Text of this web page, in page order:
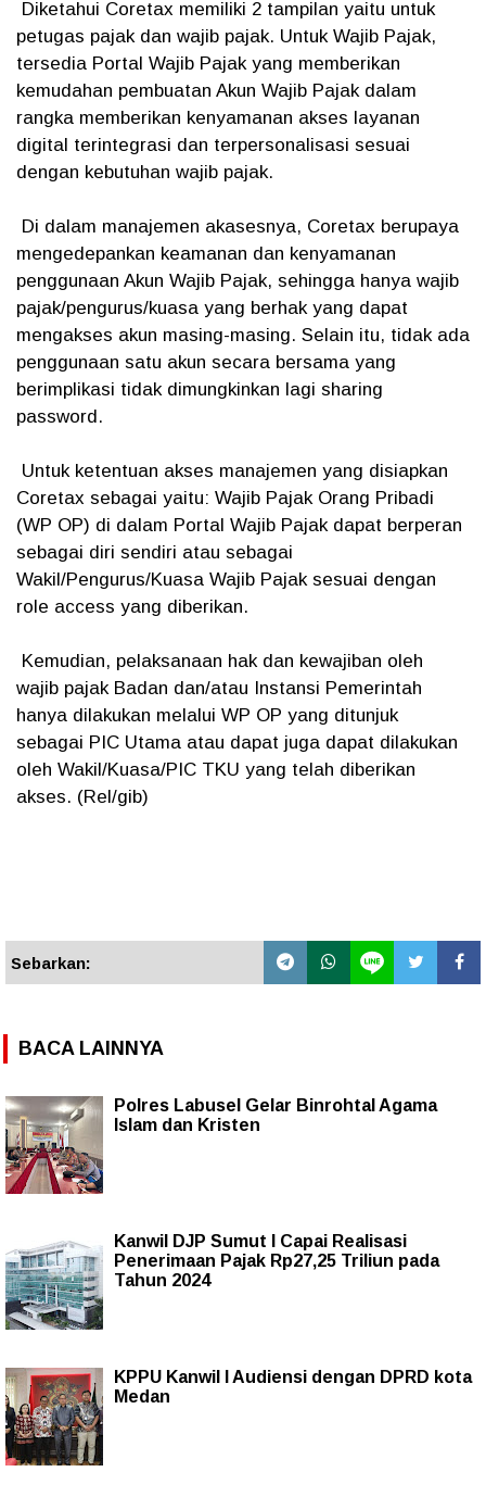
Diketahui Coretax memiliki 2 tampilan yaitu untuk
petugas pajak dan wajib pajak. Untuk Wajib Pajak,
tersedia Portal Wajib Pajak yang memberikan
kemudahan pembuatan Akun Wajib Pajak dalam
rangka memberikan kenyamanan akses layanan
digital terintegrasi dan terpersonalisasi sesuai
dengan kebutuhan wajib pajak.
Di dalam manajemen akasesnya, Coretax berupaya
mengedepankan keamanan dan kenyamanan
penggunaan Akun Wajib Pajak, sehingga hanya wajib
pajak/pengurus/kuasa yang berhak yang dapat
mengakses akun masing-masing. Selain itu, tidak ada
penggunaan satu akun secara bersama yang
berimplikasi tidak dimungkinkan lagi sharing
password.
Untuk ketentuan akses manajemen yang disiapkan
Coretax sebagai yaitu: Wajib Pajak Orang Pribadi
(WP OP) di dalam Portal Wajib Pajak dapat berperan
sebagai diri sendiri atau sebagai
Wakil/Pengurus/Kuasa Wajib Pajak sesuai dengan
role access yang diberikan.
Kemudian, pelaksanaan hak dan kewajiban oleh
wajib pajak Badan dan/atau Instansi Pemerintah
hanya dilakukan melalui WP OP yang ditunjuk
sebagai PIC Utama atau dapat juga dapat dilakukan
oleh Wakil/Kuasa/PIC TKU yang telah diberikan
akses. (Rel/gib)
Sebarkan:
BACA LAINNYA
Polres Labusel Gelar Binrohtal Agama
Islam dan Kristen
Kanwil DJP Sumut I Capai Realisasi
Penerimaan Pajak Rp27,25 Triliun pada
Tahun 2024
KPPU Kanwil I Audiensi dengan DPRD kota
Medan